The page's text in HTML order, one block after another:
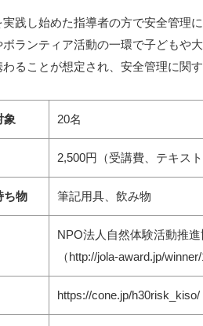
実践し始めた指導者の方で安全管理
ボランティア活動の一環で子どもや
わることが想定され、安全管理に関
象 20名
2,500円（受講費、テキスト
ち物 筆記用具、飲み物
NPO法人自然体験活動
（http://jola-award.jp/
https://cone.jp/h30risk_kiso/